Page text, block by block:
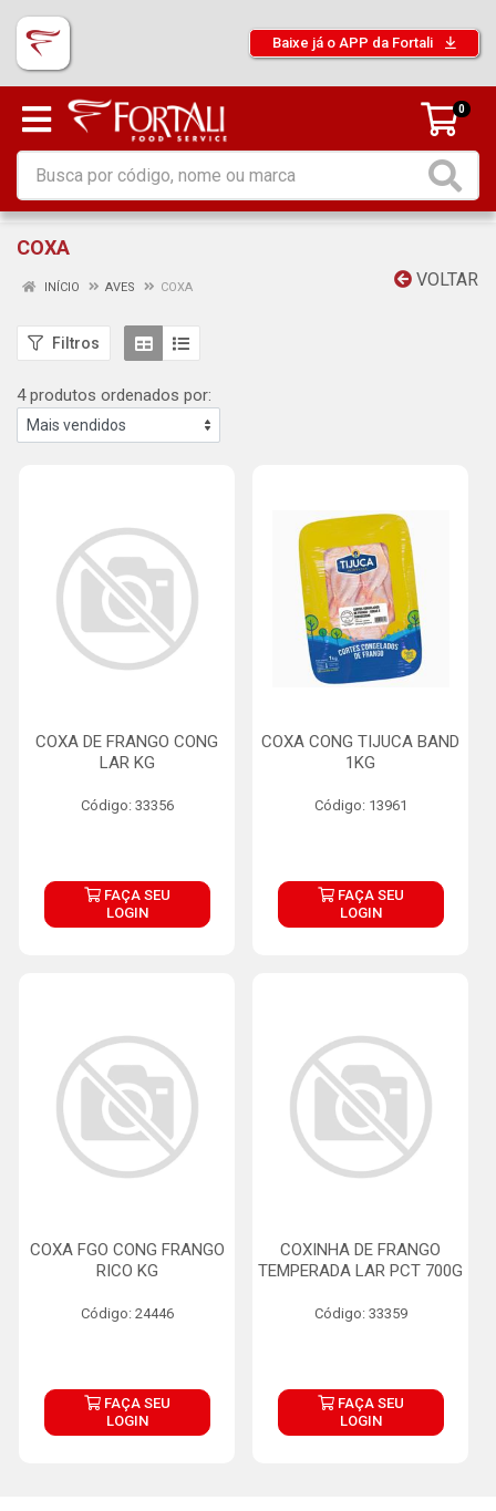
Baixe já o APP da Fortali
0
COXA
VOLTAR
INÍCIO AVES COXA
Filtros
4 produtos ordenados por:
COXA DE FRANGO CONG
LAR KG
Código: 33356
FAÇA SEU
LOGIN
COXA CONG TIJUCA BAND
1KG
Código: 13961
FAÇA SEU
LOGIN
COXA FGO CONG FRANGO
RICO KG
Código: 24446
FAÇA SEU
LOGIN
COXINHA DE FRANGO
TEMPERADA LAR PCT 700G
Código: 33359
FAÇA SEU
LOGIN